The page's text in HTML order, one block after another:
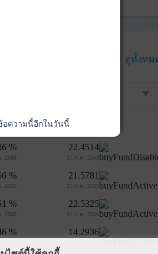
ดูทั้งหม
3 ปี
%
2569
22.4514
31 ก.ค. 2569
%
2569
21.5781
31 ก.ค. 2569
%
2569
22.5325
31 ก.ค. 2569
% 14.2936
อความนี้อีกในวันนี้